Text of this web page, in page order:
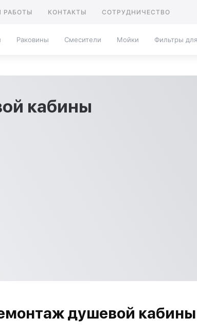
РАБОТЫ КОНТАКТЫ СОТРУДНИЧЕСТВО
Раковины Смесители Мойки Фильтры
кабины
душевой кабины